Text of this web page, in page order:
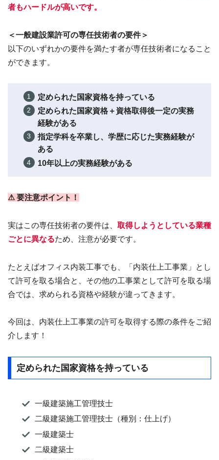
者もハードルが高いです。
＜一般建設業許可の専任技術者の要件＞
以下のいずれかの要件を満たす者が専任技術者になること
ができます。
定められた国家資格を持っている
定められた国家資格＋資格取得後一定の実務
経験がある
指定学科を卒業し、学歴に応じた実務経験が
ある
10年以上の実務経験がある
⚠ 要注意ポイント！
実はこの専任技術者の要件は、 取得しようとしている業種
ごとに異なるため、注意が必要です。
たとえばオフィス内装工事でも、「内装仕上工事業」とし
て許可を取る場合と、その他の工事業として許可を取る場
合では、求められる資格や経験が違ってきます。
今回は、内装仕上工事業の許可を取得する際の条件をご紹
介します！
定められた国家資格を持っている
一級建築施工管理技士
二級建築施工管理技士（種別：仕上げ）
一級建築士
二級建築士